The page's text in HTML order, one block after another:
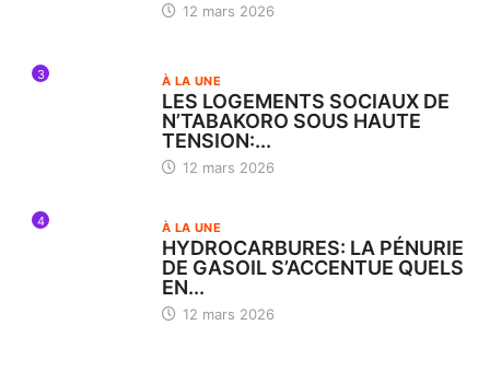
12 mars 2026
3 À LA UNE
LES LOGEMENTS SOCIAUX DE
N’TABAKORO SOUS HAUTE
TENSION:...
12 mars 2026
4 À LA UNE
HYDROCARBURES: LA PÉNURIE
DE GASOIL S’ACCENTUE QUELS
EN...
12 mars 2026